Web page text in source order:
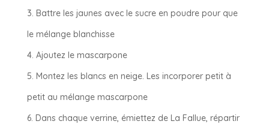
Battre les jaunes avec le sucre en poudre pour que
le mélange blanchisse
Ajoutez le mascarpone
Montez les blancs en neige. Les incorporer petit à
petit au mélange mascarpone
Dans chaque verrine, émiettez de La Fallue, répartir